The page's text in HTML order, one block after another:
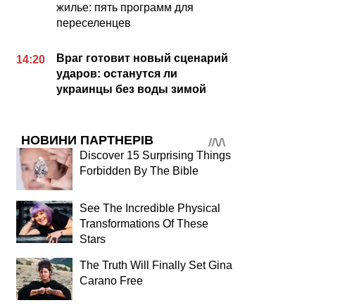
жилье: пять программ для
переселенцев
14:20
Враг готовит новый сценарий
ударов: останутся ли
украинцы без воды зимой
НОВИНИ ПАРТНЕРІВ
Discover 15 Surprising Things
Forbidden By The Bible
See The Incredible Physical
Transformations Of These
Stars
The Truth Will Finally Set Gina
Carano Free